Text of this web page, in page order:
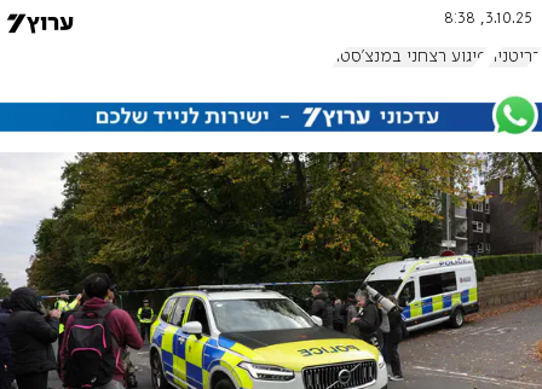
3.10.25, 8:38
בריטניה פיגוע רצחני במנצ'סטר